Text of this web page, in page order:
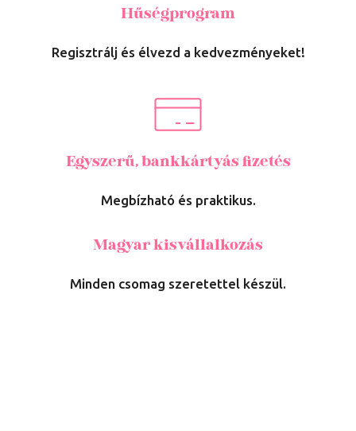
Hűségprogram
Regisztrálj és élvezd a kedvezményeket!
Egyszerű, bankkártyás fizetés
Megbízható és praktikus.
Magyar kisvállalkozás
Minden csomag szeretettel készül.